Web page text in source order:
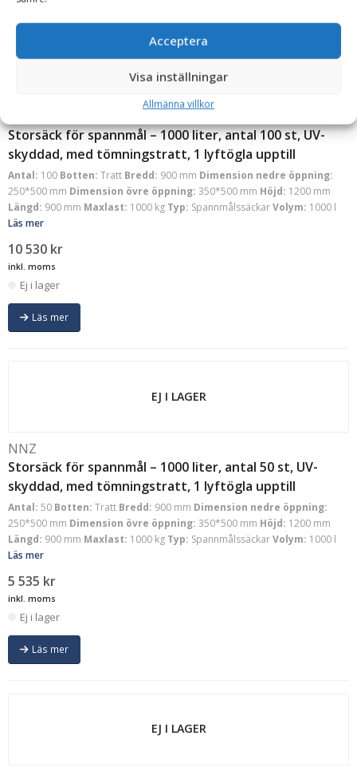
Acceptera
Visa inställningar
Allmänna villkor
EJ I LAGER
Storsäck för spannmål – 1000 liter, antal 100 st, UV-
skyddad, med tömningstratt, 1 lyftögla upptill
Antal: 100 Botten: Tratt Bredd: 900 mm Dimension nedre öppning:
250*500 mm Dimension övre öppning: 350*500 mm Höjd: 1200 mm
Längd: 900 mm Maxlast: 1000 kg Typ: SpannmålssäckarVolym: 1000 l
Läs mer
10 530 kr
inkl. moms
Ej i lager
Läs mer
EJ I LAGER
NNZ
Storsäck för spannmål – 1000 liter, antal 50 st, UV-
skyddad, med tömningstratt, 1 lyftögla upptill
Antal: 50 Botten: Tratt Bredd: 900 mm Dimension nedre öppning:
250*500 mm Dimension övre öppning: 350*500 mm Höjd: 1200 mm
Längd: 900 mm Maxlast: 1000 kg Typ: SpannmålssäckarVolym: 1000 l
Läs mer
5 535 kr
inkl. moms
Ej i lager
Läs mer
EJ I LAGER